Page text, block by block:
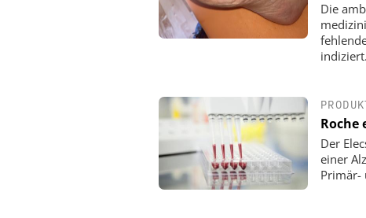
Die
indiziert.
Roche
Der
einer
Primär-